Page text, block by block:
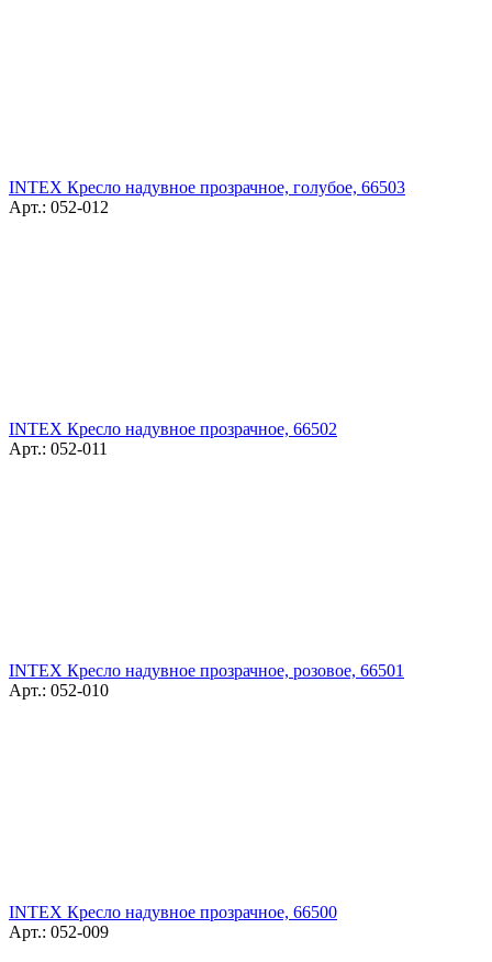
INTEX Кресло надувное прозрачное, голубое, 66503
Арт.: 052-012
INTEX Кресло надувное прозрачное, 66502
Арт.: 052-011
INTEX Кресло надувное прозрачное, розовое, 66501
Арт.: 052-010
INTEX Кресло надувное прозрачное, 66500
Арт.: 052-009